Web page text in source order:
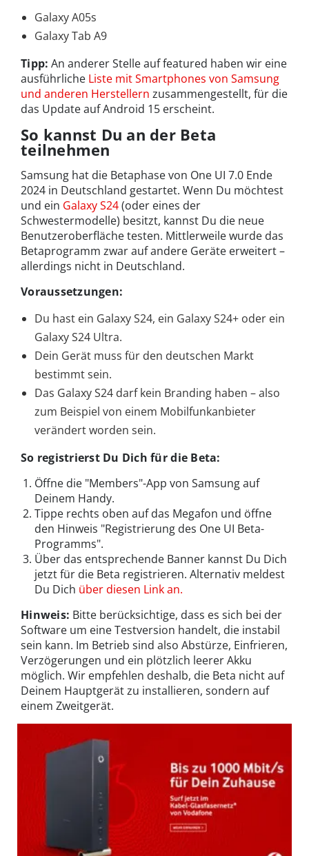
Galaxy A05s
Galaxy Tab A9
Tipp: An anderer Stelle auf featured haben wir eine
ausführliche Liste mit Smartphones von Samsung
und anderen Herstellern zusammengestellt, für die
das Update auf Android 15 erscheint.
So kannst Du an der Beta
teilnehmen
Samsung hat die Betaphase von One UI 7.0 Ende
2024 in Deutschland gestartet. Wenn Du möchtest
und ein Galaxy S24(oder eines der
Schwestermodelle) besitzt, kannst Du die neue
Benutzeroberfläche testen. Mittlerweile wurde das
Betaprogramm zwar auf andere Geräte erweitert –
allerdings nicht in Deutschland.
Voraussetzungen:
Du hast ein Galaxy S24, ein Galaxy S24+ oder ein
Galaxy S24 Ultra.
Dein Gerät muss für den deutschen Markt
bestimmt sein.
Das Galaxy S24 darf kein Branding haben – also
zum Beispiel von einem Mobilfunkanbieter
verändert worden sein.
So registrierst Du Dich für die Beta:
Öffne die "Members"-App von Samsung auf
Deinem Handy.
Tippe rechts oben auf das Megafon und öffne
den Hinweis "Registrierung des One UI Beta-
Programms".
Über das entsprechende Banner kannst Du Dich
jetzt für die Beta registrieren. Alternativ meldest
Du Dich über diesen Link an.
Hinweis: Bitte berücksichtige, dass es sich bei der
Software um eine Testversion handelt, die instabil
sein kann. Im Betrieb sind also Abstürze, Einfrieren,
Verzögerungen und ein plötzlich leerer Akku
möglich. Wir empfehlen deshalb, die Beta nicht auf
Deinem Hauptgerät zu installieren, sondern auf
einem Zweitgerät.